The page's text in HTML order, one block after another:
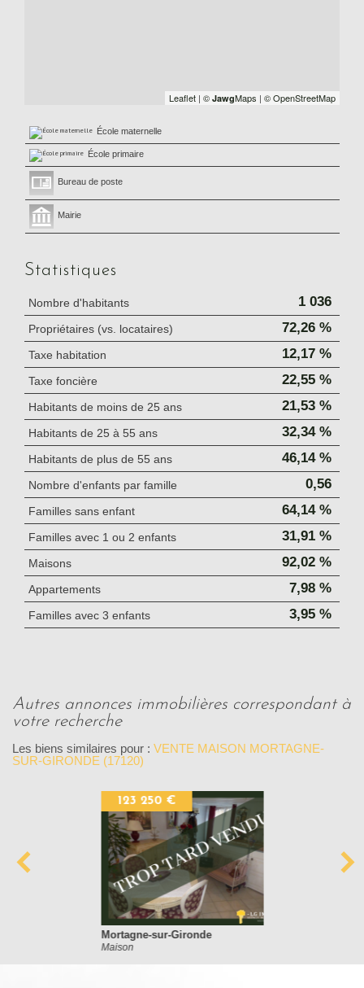
Leaflet | © JawgMaps | © OpenStreetMap
École maternelle
École primaire
Bureau de poste
Mairie
Statistiques
Nombre d'habitants 1 036
Propriétaires (vs. locataires) 72,26 %
Taxe habitation 12,17 %
Taxe foncière 22,55 %
Habitants de moins de 25 ans 21,53 %
Habitants de 25 à 55 ans 32,34 %
Habitants de plus de 55 ans 46,14 %
Nombre d'enfants par famille 0,56
Familles sans enfant 64,14 %
Familles avec 1 ou 2 enfants 31,91 %
Maisons 92,02 %
Appartements 7,98 %
Familles avec 3 enfants 3,95 %
autres annonces immobilières correspondant à
votre recherche
Les biens similaires pour : VENTE MAISON MORTAGNE-
SUR-GIRONDE (17120)
123 250 €
Mortagne-sur-Gironde
Maison